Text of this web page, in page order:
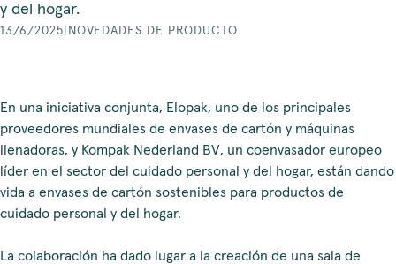
y del hogar.
13/6/2025 NOVEDADES DE PRODUCTO
En una iniciativa conjunta, Elopak, uno de los principales
proveedores mundiales de envases de cartón y máquinas
llenadoras, y Kompak Nederland BV, un coenvasador europeo
líder en el sector del cuidado personal y del hogar, están dando
vida a envases de cartón sostenibles para productos de
cuidado personal y del hogar.
La colaboración ha dado lugar a la creación de una sala de